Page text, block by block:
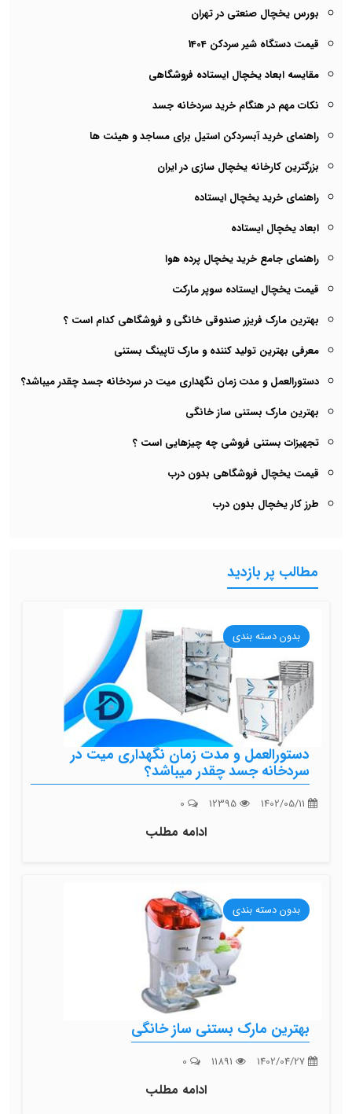
بورس یخچال صنعتی در تهران
قیمت دستگاه شیر سردکن 1404
مقایسه ابعاد یخچال ایستاده فروشگاهی
نکات مهم در هنگام خرید سردخانه جسد
راهنمای خرید آبسردکن استیل برای مساجد و هیئت ها
بزرگترین کارخانه یخچال سازی در ایران
راهنمای خرید یخچال ایستاده
ابعاد یخچال ایستاده
راهنمای جامع خرید یخچال پرده هوا
قیمت یخچال ایستاده سوپر مارکت
بهترین مارک فریزر صندوقی خانگی و فروشگاهی کدام است ؟
معرفی بهترین تولید کننده و مارک تاپینگ بستنی
دستورالعمل و مدت زمان نگهداری میت در سردخانه جسد چقدر میباشد؟
بهترین مارک بستنی ساز خانگی
تجهیزات بستنی فروشی چه چیزهایی است ؟
قیمت یخچال فروشگاهی بدون درب
طرز کار یخچال بدون درب
مطالب پر بازدید
بدون دسته بندی
دستورالعمل و مدت زمان نگهداری میت در
سردخانه جسد چقدر میباشد؟
ادامه مطلب
بدون دسته بندی
بهترین مارک بستنی ساز خانگی
ادامه مطلب